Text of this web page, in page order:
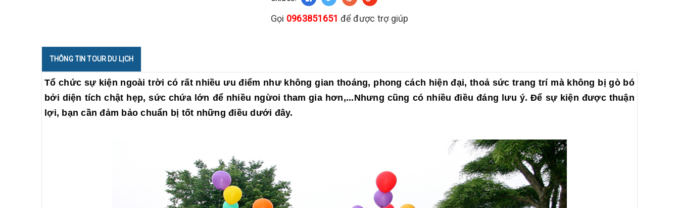
Gọi 0963851651 để được trợ giúp
THÔNG TIN TOUR DU LỊCH
Tổ chức sự kiện ngoài trời có rất nhiều ưu điểm như không gian thoáng, phong cách hiện đại, thoả sức trang trí mà không bị gò bó
bởi diện tích chật hẹp, sức chứa lớn để nhiều ngừoi tham gia hơn,...Nhưng cũng có nhiều điều đáng lưu ý. Để sự kiện được thuận
lợi, bạn cần đảm bảo chuẩn bị tốt những điều dưới đây.